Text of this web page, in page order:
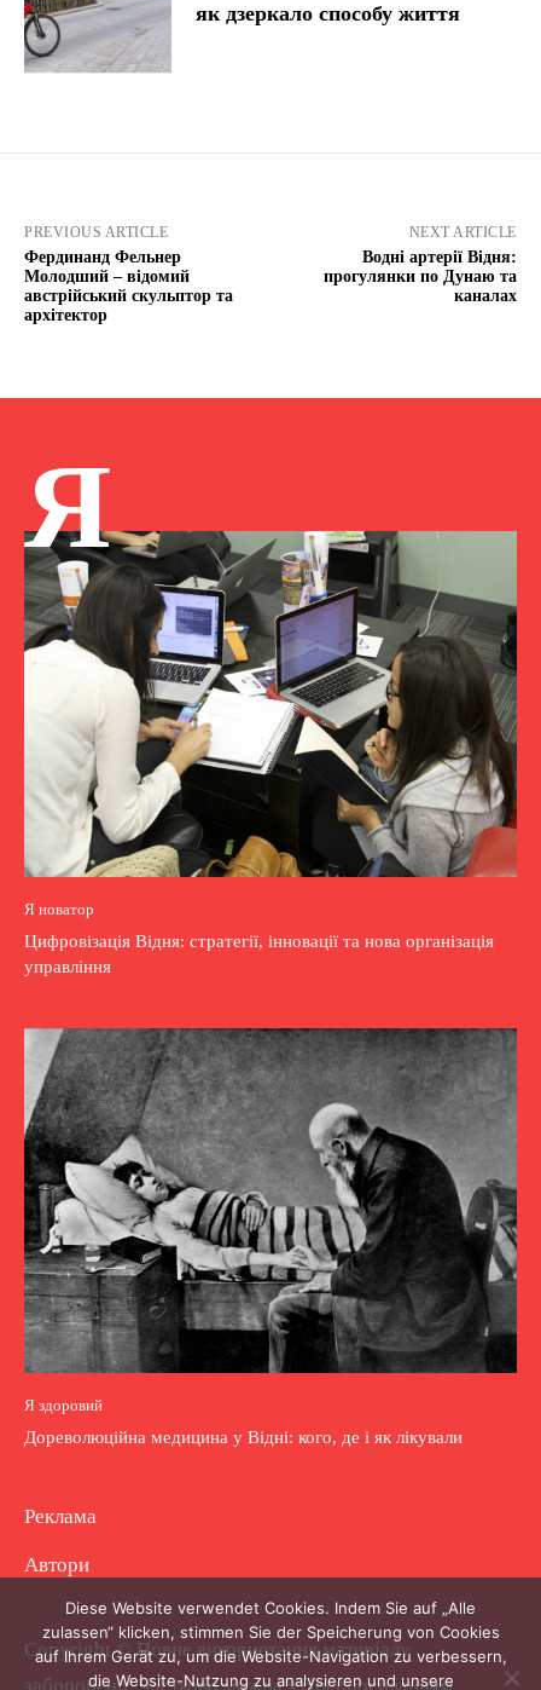
як дзеркало способу життя
PREVIOUS ARTICLE
Фердинанд Фельнер
Молодший – відомий
австрійський скульптор та
архітектор
NEXT ARTICLE
Водні артерії Відня:
прогулянки по Дунаю та
каналах
Я
Я новатор
Цифровізація Відня: стратегії, інновації та нова організація
управління
Я здоровий
Дореволюційна медицина у Відні: кого, де і як лікували
Реклама
Автори
Copyright © Повне використання матеріалу
Diese Website verwendet Cookies. Indem Sie auf „Alle
zulassen“ klicken, stimmen Sie der Speicherung von Cookies
auf Ihrem Gerät zu, um die Website-Navigation zu verbessern,
die Website-Nutzung zu analysieren und unsere